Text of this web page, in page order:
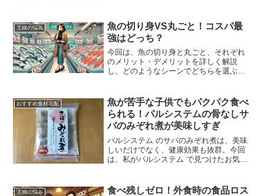
夫で食品の安全性を高めることができま
す。
主婦の悩み
魚の切り身VS丸ごと！コスパ最
強はどっち？
今回は、魚の切り身と丸ごと、それぞれ
のメリット・デメリットを詳しく解説
し、どのようなシーンでどちらを選ぶの
を総合的に考え、あなたにとって最適な
選び方を見つけましょう。魚を無駄なく
活用して、食費を上手に節約するコツも
あわせてお伝えします。
おすすめ食材宅配
魚が苦手な子供でもパクパク食べ
られる！パルシステムの骨なしサ
バのみぞれ煮が美味しすぎ
パルシステム のサバのみぞれ煮は、美味
しいだけでなく、健康効果も抜群。今回
は、私がパルシステム で見つけたお気に
主婦の悩み
食べ残しゼロ！外食時の食品ロス